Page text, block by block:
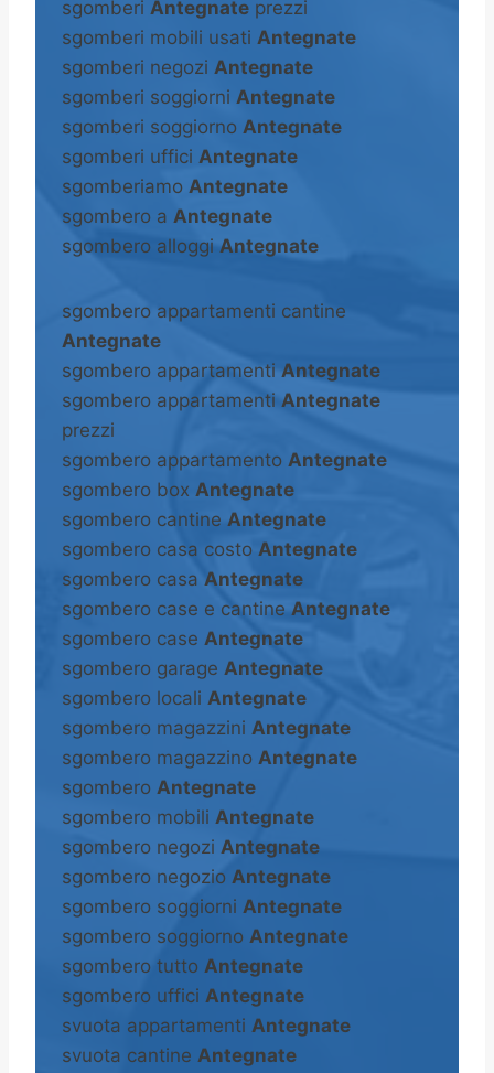
sgomberi Antegnate prezzi
sgomberi mobili usati Antegnate
sgomberi negozi Antegnate
sgomberi soggiorni Antegnate
sgomberi soggiorno Antegnate
sgomberi uffici Antegnate
sgomberiamo Antegnate
sgombero a Antegnate
sgombero alloggi Antegnate
sgombero appartamenti cantine
Antegnate
sgombero appartamenti Antegnate
sgombero appartamenti Antegnate
prezzi
sgombero appartamento Antegnate
sgombero box Antegnate
sgombero cantine Antegnate
sgombero casa costo Antegnate
sgombero casa Antegnate
sgombero case e cantine Antegnate
sgombero case Antegnate
sgombero garage Antegnate
sgombero locali Antegnate
sgombero magazzini Antegnate
sgombero magazzino Antegnate
sgombero Antegnate
sgombero mobili Antegnate
sgombero negozi Antegnate
sgombero negozio Antegnate
sgombero soggiorni Antegnate
sgombero soggiorno Antegnate
sgombero tutto Antegnate
sgombero uffici Antegnate
svuota appartamenti Antegnate
svuota cantine Antegnate